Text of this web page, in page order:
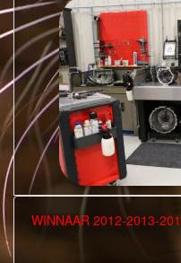
WINNAAR 2012-2013-